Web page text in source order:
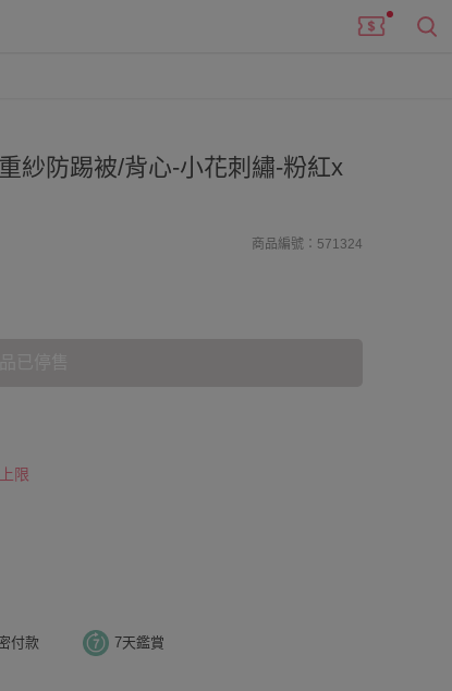
紗防踢被/背心-小花刺繡-粉紅x
商品編號：571324
限
付款 7天鑑賞